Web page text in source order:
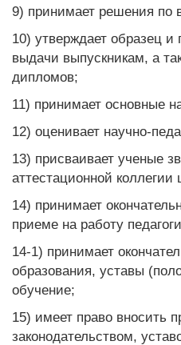
9) принимает решения по
10) утверждает образец
выдачи выпускникам, а
дипломов;
11) принимает основные
12) оценивает научно-
13) присваивает ученые
аттестационной
14) принимает
приеме на работу
14-1) принимает
образования, уставы
обучение;
15) имеет право вносить
законодательством,